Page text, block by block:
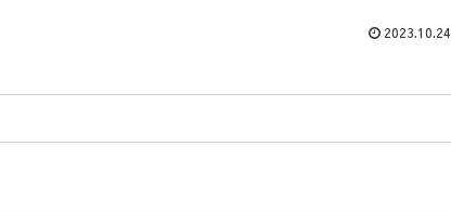
2023.10.24